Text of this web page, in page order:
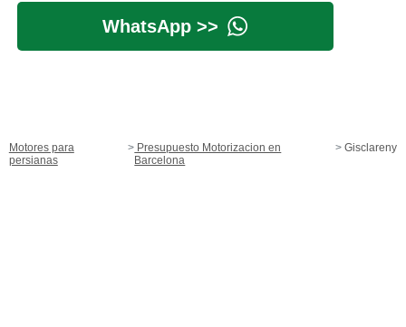
WhatsApp >>
Motores para
persianas
Presupuesto Motorizacion en
Barcelona
Gisclareny